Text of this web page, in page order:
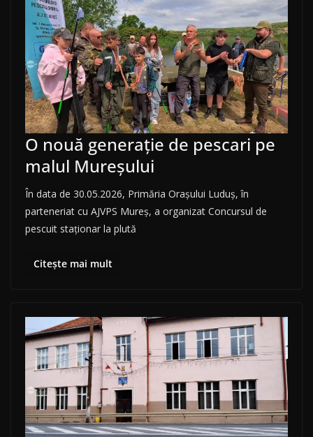
O nouă generație de pescari pe
malul Mureșului
În data de 30.05.2026, Primăria Orașului Luduș, în
parteneriat cu AJVPS Mureș, a organizat Concursul de
pescuit staționar la plută
Citește mai mult